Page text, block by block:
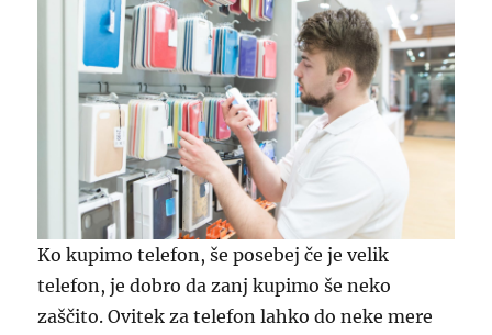
Ko kupimo telefon, še posebej če je velik
telefon, je dobro da zanj kupimo še neko
zaščito. Ovitek za telefon lahko do neke mere